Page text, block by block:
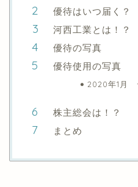
優待はいつ届く？
河西工業とは！？
優待の写真
優待使用の写真
2020年1月
株主総会は！？
まとめ